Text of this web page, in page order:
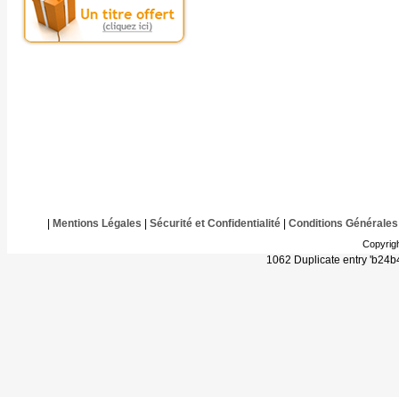
Mentions Légales Sécurité et Confidentialité| Conditions Générales
1062 Duplicate entry